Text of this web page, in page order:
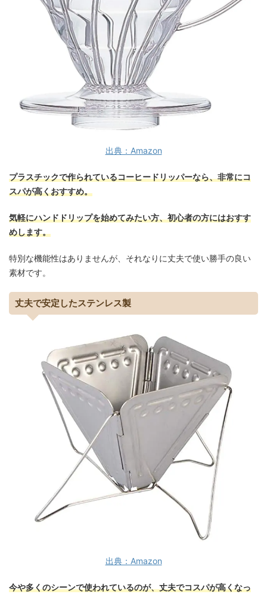
出典：Amazon
プラスチックで作られているコーヒードリッパーなら、非常にコ
スパが高くおすすめ。
気軽にハンドドリップを始めてみたい方、初心者の方にはおすす
めします。
特別な機能性はありませんが、それなりに丈夫で使い勝手の良い
素材です。
丈夫で安定したステンレス製
出典：Amazon
今や多くのシーンで使われているのが、丈夫でコスパが高くなっ